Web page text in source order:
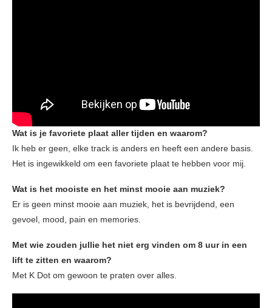
Wat is je favoriete plaat aller tijden en waarom?
Ik heb er geen, elke track is anders en heeft een andere basis.
Het is ingewikkeld om een favoriete plaat te hebben voor mij.
Wat is het mooiste en het minst mooie aan muziek?
Er is geen minst mooie aan muziek, het is bevrijdend, een
gevoel, mood, pain en memories.
Met wie zouden jullie het niet erg vinden om 8 uur in een
lift te zitten en waarom?
Met K Dot om gewoon te praten over alles.